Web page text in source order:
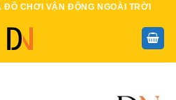
ĐỒ CHƠI VẬN ĐỘNG NGOÀI TRỜI